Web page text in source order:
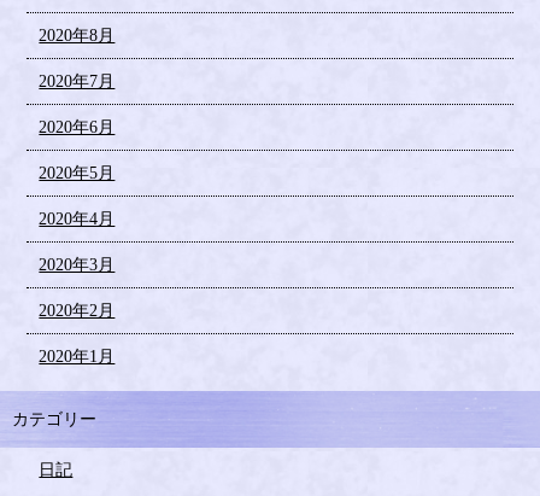
2020年8月
2020年7月
2020年6月
2020年5月
2020年4月
2020年3月
2020年2月
2020年1月
カテゴリー
日記